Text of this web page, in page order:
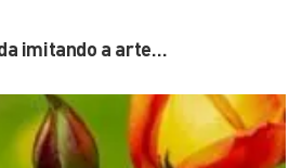
imitando a arte…